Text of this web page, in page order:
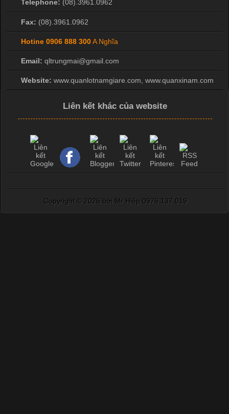
Telephone: (08).3961.0962
Fax: (08).3961.0962
Hotine 0906 888 300A Nghĩa
Email: qltrungmai@gmail.com
Website: www.quanlotnamgiare.com, www.quanxinam.com
Liên kết khác của website
Copyright © 2026 bởi Mr Hiệp 0976.137.019